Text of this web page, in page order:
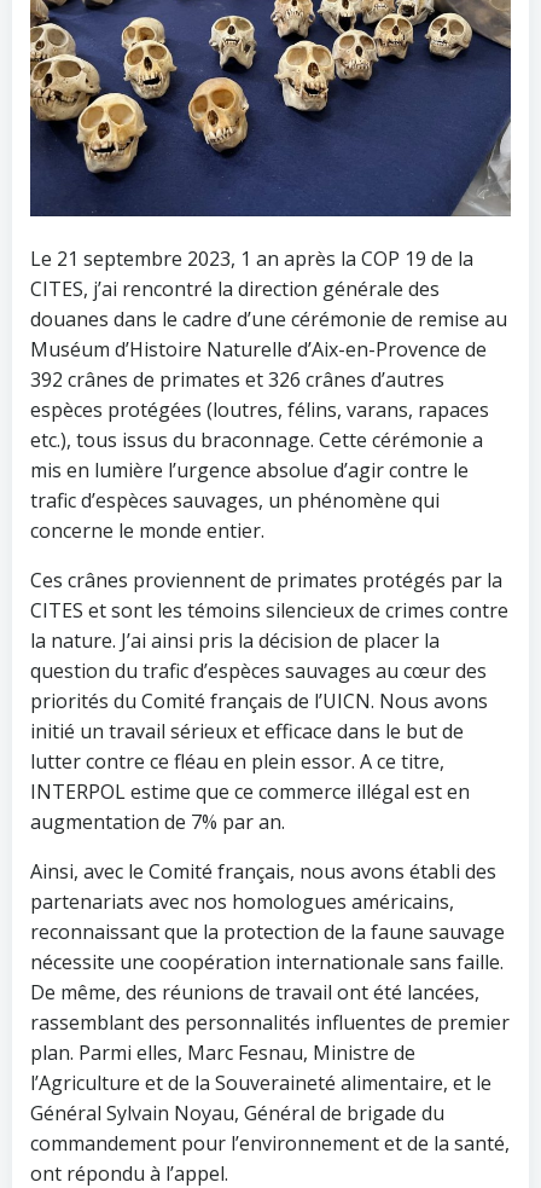
Le 21 septembre 2023, 1 an après la COP 19 de la
CITES, j’ai rencontré la direction générale des
douanes dans le cadre d’une cérémonie de remise au
Muséum d’Histoire Naturelle d’Aix-en-Provence de
392 crânes de primates et 326 crânes d’autres
espèces protégées (loutres, félins, varans, rapaces
etc.), tous issus du braconnage. Cette cérémonie a
mis en lumière l’urgence absolue d’agir contre le
trafic d’espèces sauvages, un phénomène qui
concerne le monde entier.
Ces crânes proviennent de primates protégés par la
CITES et sont les témoins silencieux de crimes contre
la nature. J’ai ainsi pris la décision de placer la
question du trafic d’espèces sauvages au cœur des
priorités du Comité français de l’UICN. Nous avons
initié un travail sérieux et efficace dans le but de
lutter contre ce fléau en plein essor. A ce titre,
INTERPOL estime que ce commerce illégal est en
augmentation de 7% par an.
Ainsi, avec le Comité français, nous avons établi des
partenariats avec nos homologues américains,
reconnaissant que la protection de la faune sauvage
nécessite une coopération internationale sans faille.
De même, des réunions de travail ont été lancées,
rassemblant des personnalités influentes de premier
plan. Parmi elles, Marc Fesnau, Ministre de
l’Agriculture et de la Souveraineté alimentaire, et le
Général Sylvain Noyau, Général de brigade du
commandement pour l’environnement et de la santé,
ont répondu à l’appel.